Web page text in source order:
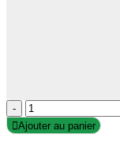
-
Ajouter au panier